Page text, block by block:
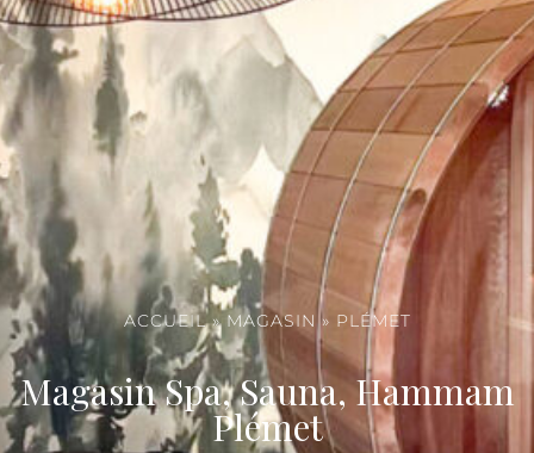
ACCUEIL» MAGASIN» PLÉMET
Magasin Spa, Sauna, Hammam
Plémet